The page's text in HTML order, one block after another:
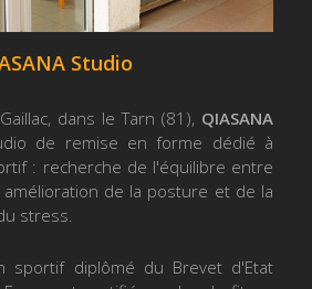
Studio
dans le Tarn (81), QIASANA
de remise en forme dédié à
: recherche de l'équilibre entre
de la posture et de la
stress.
sportif diplômé du Brevet d'Etat